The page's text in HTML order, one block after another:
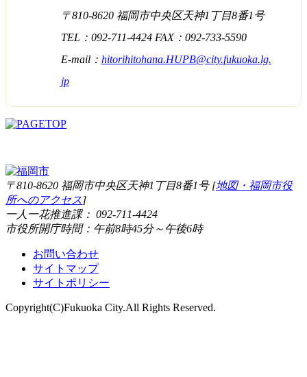
〒810-8620 福岡市中央区天神1丁目8番1号
TEL：092-711-4424 FAX：092-733-5590
E-mail： hitorihitohana.HUPB@city.fukuoka.lg.
jp
〒810-8620 福岡市中央区天神1丁目8番1号 [地図・福岡市役
所へのアクセス]
一人一花推進課： 092-711-4424
市役所開庁時間：午前8時45分～午後6時
お問い合わせ
サイトマップ
サイトポリシー
Copyright(C)Fukuoka City.All Rights Reserved.